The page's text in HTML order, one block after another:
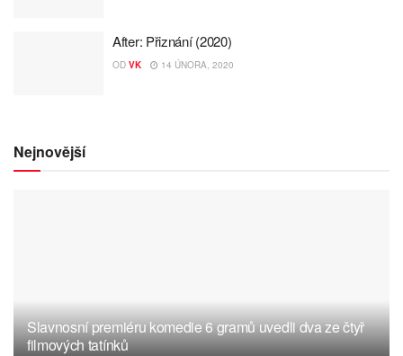
After: Přiznání (2020)
OD VK 14 ÚNORA, 2020
Nejnovější
Slavnosní premiéru komedie 6 gramů uvedli dva ze čtyř
filmových tatínků